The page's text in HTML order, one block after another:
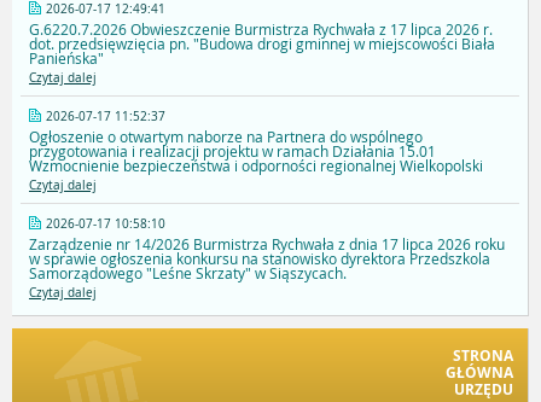
2026-07-17 12:49:41
G.6220.7.2026 Obwieszczenie Burmistrza Rychwała z 17 lipca 2026 r.
dot. przedsięwzięcia pn. "Budowa drogi gminnej w miejscowości Biała
Panieńska"
Czytaj dalej
2026-07-17 11:52:37
Ogłoszenie o otwartym naborze na Partnera do wspólnego
przygotowania i realizacji projektu w ramach Działania 15.01
Wzmocnienie bezpieczeństwa i odporności regionalnej Wielkopolski
Czytaj dalej
2026-07-17 10:58:10
Zarządzenie nr 14/2026 Burmistrza Rychwała z dnia 17 lipca 2026 roku
w sprawie ogłoszenia konkursu na stanowisko dyrektora Przedszkola
Samorządowego "Leśne Skrzaty" w Siąszycach.
Czytaj dalej
STRONA
GŁÓWNA
URZĘDU